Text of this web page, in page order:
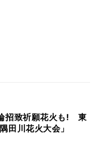
招致祈願花火も! 東
田川花火大会」